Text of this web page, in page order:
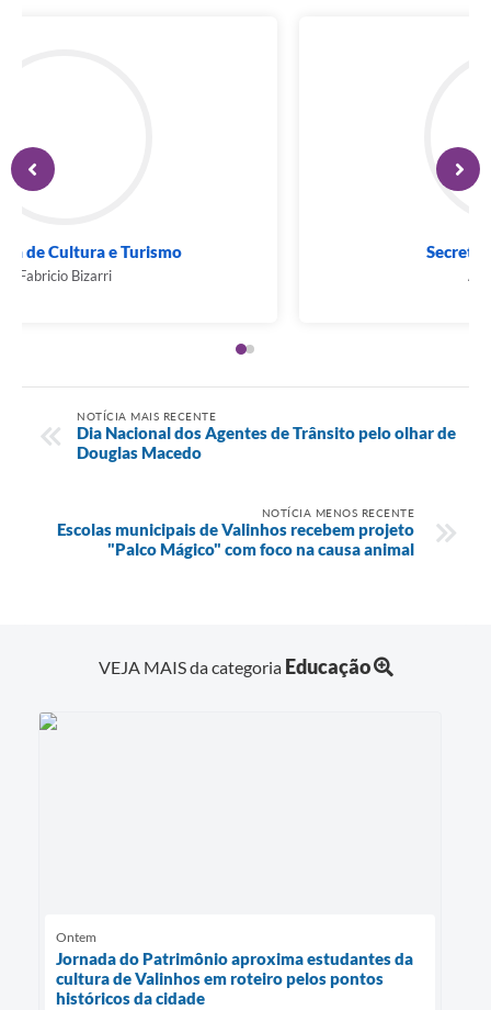
Secretaria de Cultura e Turismo
NOTÍCIA MAIS RECENTE
Dia Nacional dos Agentes de Trânsito pelo olhar de
Douglas Macedo
NOTÍCIA MENOS RECENTE
Escolas municipais de Valinhos recebem projeto
"Palco Mágico" com foco na causa animal
VEJA MAIS da categoria Educação
Ontem
Jornada do Patrimônio aproxima estudantes da
cultura de Valinhos em roteiro pelos pontos
históricos da cidade